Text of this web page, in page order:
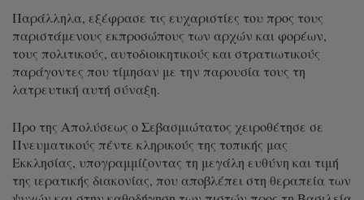
Παράλληλα, εξέφρασε τις ευχαριστίες του προς τους
παριστάμενους εκπροσώπους των αρχών και φορέων,
τους πολιτικούς, αυτοδιοικητικούς και στρατιωτικούς
παράγοντες που τίμησαν με την παρουσία τους τη
λατρευτική αυτή σύναξη.
Προ της Απολύσεως ο Σεβασμιώτατος χειροθέτησε σε
Πνευματικούς πέντε κληρικούς της τοπικής μας
Εκκλησίας, υπογραμμίζοντας τη μεγάλη ευθύνη και τιμή
της ιερατικής διακονίας, που αποβλέπει στη θεραπεία των